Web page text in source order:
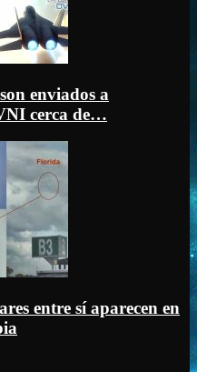
enviados a
cerca de…
entre sí aparecen en